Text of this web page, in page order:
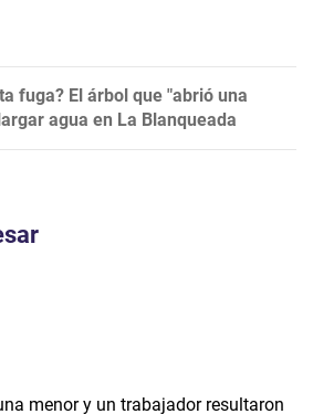
fuga? El árbol que "abrió una
agua en La Blanqueada